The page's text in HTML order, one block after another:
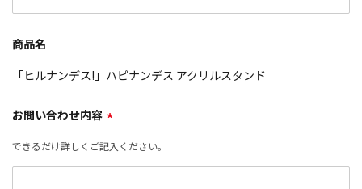
商品名
「ヒルナンデス!」ハピナンデス アクリルスタンド
お問い合わせ内容 *
できるだけ詳しくご記入ください。